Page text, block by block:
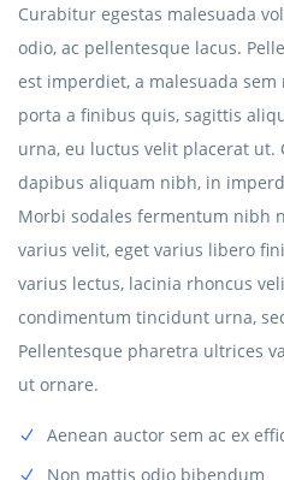
Curabitur egestas malesuada
odio, ac pellentesque lacus.
est imperdiet, a malesuada
porta a finibus quis, sagittis
urna, eu luctus velit placerat ut.
dapibus aliquam nibh, in
Morbi sodales fermentum nibh
varius velit, eget varius libero
varius lectus, lacinia rhoncus
condimentum tincidunt urna,
Pellentesque pharetra ultrices
ut ornare.
Aenean auctor sem ac ex
Non mattis odio bibendum